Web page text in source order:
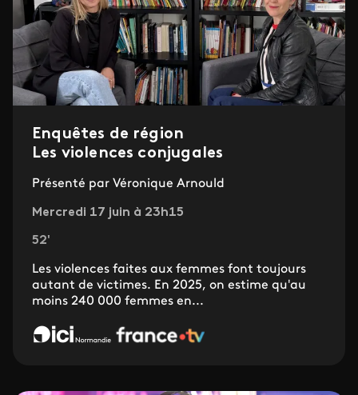
Enquêtes de région
Les violences conjugales
Présenté par Véronique Arnould
Mercredi 17 juin à 23h15
52'
Les violences faites aux femmes font toujours
autant de victimes. En 2025, on estime qu'au
moins 240 000 femmes en...